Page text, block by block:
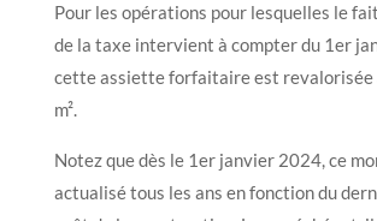
Pour les opérations pour lesquelles le
de la taxe intervient à compter du 1er
cette assiette forfaitaire est revalorisée
m².
Notez que dès le 1er janvier 2024, ce
actualisé tous les ans en fonction du